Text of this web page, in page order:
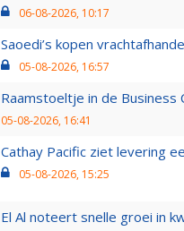
06-08-2026, 10:17
Saoedi’s kopen
05-08-2026, 16:57
Raamstoeltje in de Business
05-08-2026, 16:41
Cathay Pacific ziet levering
05-08-2026, 15:25
El Al noteert snelle groei in